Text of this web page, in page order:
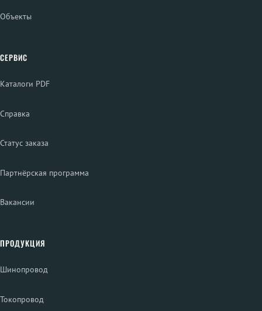
Объекты
СЕРВИС
Каталоги PDF
Справка
Статус заказа
Партнёрская программа
Вакансии
ПРОДУКЦИЯ
Шинопровод
Токопровод